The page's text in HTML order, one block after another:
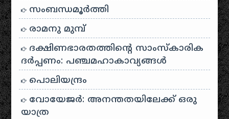
സംബന്ധമൂർത്തി
രാമനു മുമ്പ്
ദക്ഷിണഭാരതത്തിൻ്റെ സാംസ്കാരിക
ദർപ്പണം: പഞ്ചമഹാകാവ്യങ്ങൾ
പൊലിയന്ദ്രം
വോയേജർ: അനന്തതയിലേക്ക് ഒരു
യാത്ര